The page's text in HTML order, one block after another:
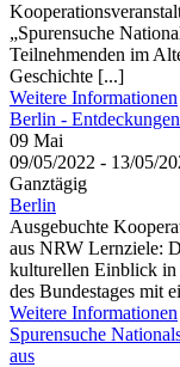
„Spurensuche
Teilnehmenden im
Geschichte [...]
Weitere Informationen
Berlin -
09 Mai
09/05/2022 - 13/05/
Ganztägig
Berlin
Ausgebuchte
aus NRW Lernziele:
kulturellen Einblick in
des Bundestages mit
Weitere Informationen
Spurensuche
aus